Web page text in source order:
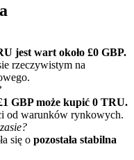
jest wart około £0 GBP.
rzeczywistym na
GBP może kupić 0 TRU.
od warunków rynkowych.
się o pozostała stabilna